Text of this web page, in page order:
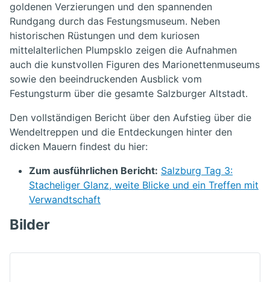
goldenen Verzierungen und den spannenden
Rundgang durch das Festungsmuseum. Neben
historischen Rüstungen und dem kuriosen
mittelalterlichen Plumpsklo zeigen die Aufnahmen
auch die kunstvollen Figuren des Marionettenmuseums
sowie den beeindruckenden Ausblick vom
Festungsturm über die gesamte Salzburger Altstadt.
Den vollständigen Bericht über den Aufstieg über die
Wendeltreppen und die Entdeckungen hinter den
dicken Mauern findest du hier:
Zum ausführlichen Bericht: Salzburg Tag 3:
Stacheliger Glanz, weite Blicke und ein Treffen mit
Verwandtschaft
Bilder